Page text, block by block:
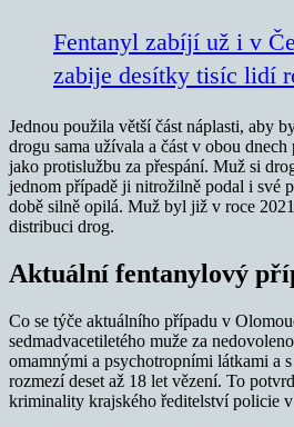
Fentanyl zabíjí už i v
zabije desítky tisíc lidí
Jednou použila větší část náplasti, aby
drogu sama užívala a část v obou
jako protislužbu za přespání. Muž si
jednom případě ji nitrožilně podal i své
době silně opilá. Muž byl již v roce
distribuci drog.
Aktuální fentanylový
Co se týče aktuálního případu v
sedmadvacetiletého muže za
omamnými a psychotropními látkami a
rozmezí deset až 18 let vězení. To
kriminality krajského ředitelství policie